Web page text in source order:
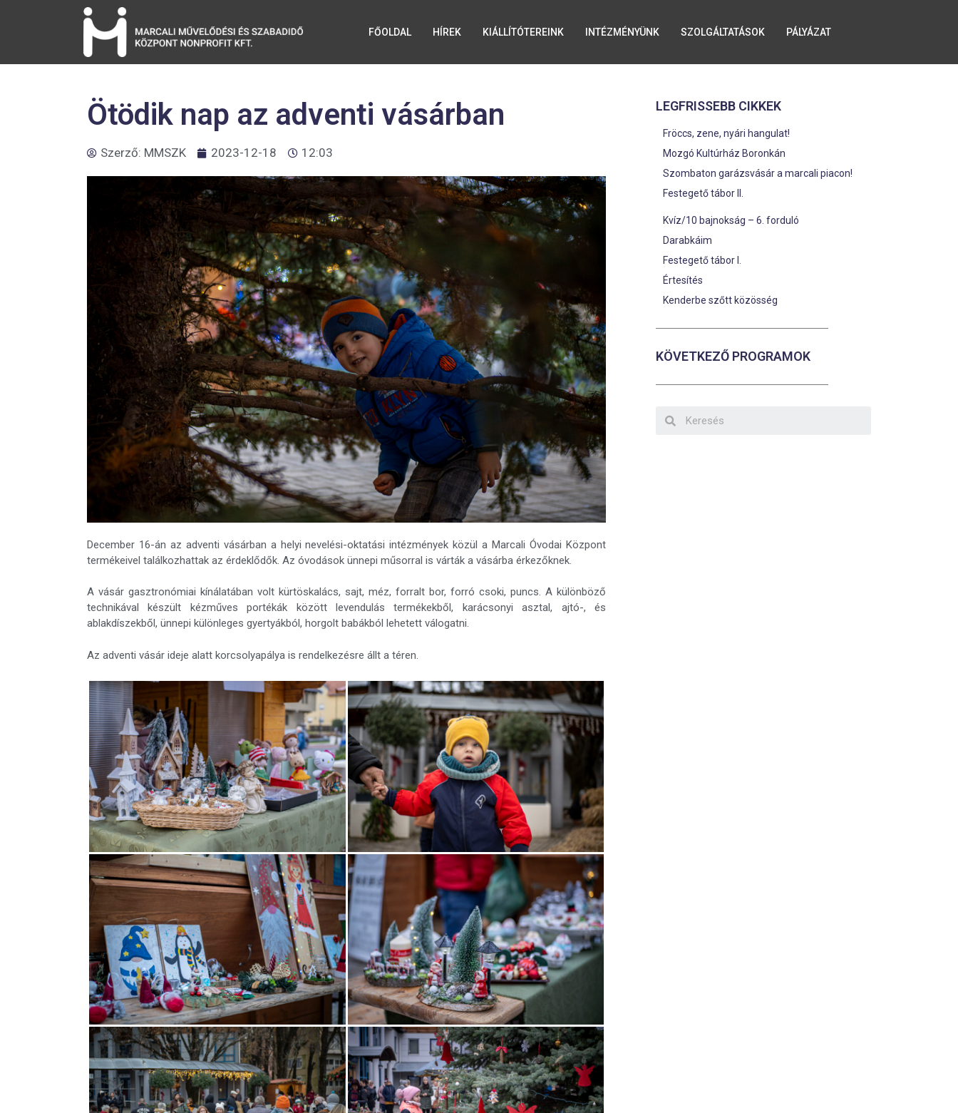
FŐOLDAL HÍREK KIÁLLÍTÓTEREINK INTÉZMÉNYÜNK SZOLGÁLTATÁSOK PÁLYÁZAT
Ötödik nap az adventi vásárban
Szerző: MMSZK 2023-12-18 12:03
December 16-án az adventi vásárban a helyi nevelési-oktatási intézmények közül a Marcali Óvodai Központ
termékeivel találkozhattak az érdeklődők. Az óvodások ünnepi műsorral is várták a vásárba érkezőknek.
A vásár gasztronómiai kínálatában volt kürtöskalács, sajt, méz, forralt bor, forró csoki, puncs. A különböző
technikával készült kézműves portékák között levendulás termékekből, karácsonyi asztal, ajtó-, és
ablakdíszekből, ünnepi különleges gyertyákból, horgolt babákból lehetett válogatni.
Az adventi vásár ideje alatt korcsolyapálya is rendelkezésre állt a téren.
LEGFRISSEBB CIKKEK
Fröccs, zene, nyári hangulat!
Mozgó Kultúrház Boronkán
Szombaton garázsvásár a marcali piacon!
Festegető tábor II.
Kvíz/10 bajnokság – 6. forduló
Darabkáim
Festegető tábor I.
Értesítés
Kenderbe szőtt közösség
KÖVETKEZŐ PROGRAMOK